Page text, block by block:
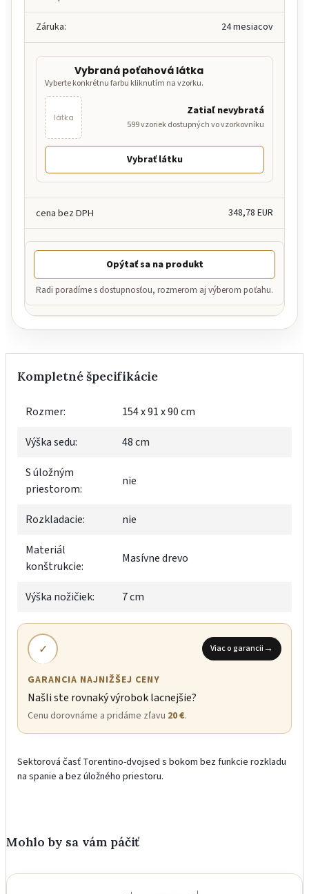
Záruka: 24 mesiacov
Vybraná poťahová látka
Vyberte konkrétnu farbu kliknutím na vzorku.
látka
Zatiaľ nevybratá
599 vzoriek dostupných vo vzorkovníku
Vybrať látku
348,78 EUR
Opýtať sa na produkt
Radi poradíme s dostupnosťou, rozmerom aj výberom poťahu.
Kompletné špecifikácie
Rozmer:
154 x 91 x 90 cm
Výška sedu:
48 cm
S úložným
priestorom:
nie
Rozkladacie:
nie
Materiál
konštrukcie:
Masívne drevo
Výška nožičiek: 7 cm
✓
GARANCIA NAJNIŽŠEJ CENY
Našli ste rovnaký výrobok lacnejšie?
Cenu dorovnáme a pridáme zľavu 20 €.
Viac o garancii→
Sektorová časť Torentino-dvojsed s bokom bez funkcie rozkladu
na spanie a bez úložného priestoru.
Mohlo by sa vám páčiť